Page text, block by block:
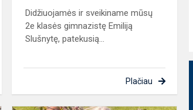
Didžiuojamės ir sveikiname mūsų
2e klasės gimnazistę Emiliją
Slušnytę, patekusią...
Plačiau